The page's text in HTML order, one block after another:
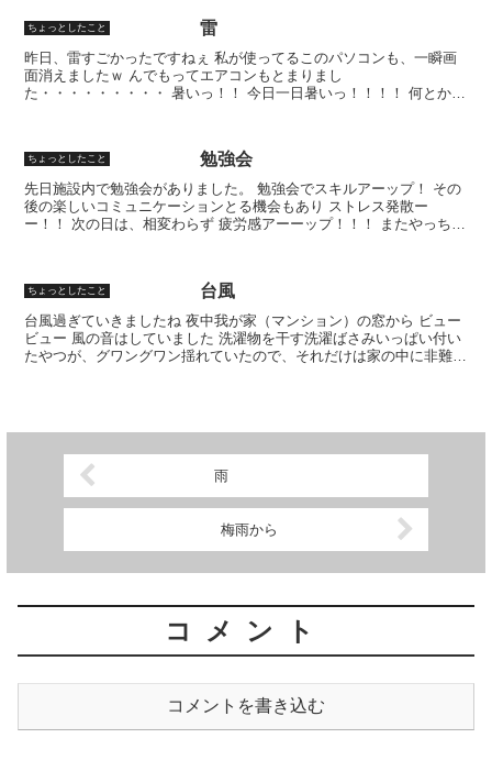
ちょっとしたこと 雷
昨日、雷すごかったですねぇ 私が使ってるこのパソコンも、一瞬画
面消えましたｗ んでもってエアコンもとまりまし
た・・・・・・・・・ 暑いっ！！ 今日一日暑いっ！！！！ 何とか、
ちょっとしたこと 勉強会
先日施設内で勉強会がありました。 勉強会でスキルアーップ！ その
後の楽しいコミュニケーションとる機会もあり ストレス発散ー
ー！！ 次の日は、相変わらず 疲労感アーーップ！！！ またやっちま
ちょっとしたこと 台風
台風過ぎていきましたね 夜中我が家（マンション）の窓から ビュー
ビュー 風の音はしていました 洗濯物を干す洗濯ばさみいっぱい付い
たやつが、グワングワン揺れていたので、それだけは家の中に非難さ
雨
梅雨から
コメント
コメントを書き込む